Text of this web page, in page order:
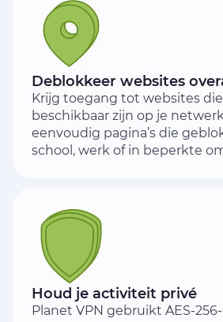
Deblokkeer websites
Krijg toegang tot websites
beschikbaar zijn op je
eenvoudig pagina’s die
school, werk of in beperkte
Houd je activiteit privé
Planet VPN gebruikt AES-